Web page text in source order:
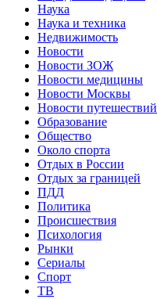
Наука
Наука и техника
Недвижимость
Новости
Новости ЗОЖ
Новости медицины
Новости Москвы
Новости путешествий
Образование
Общество
Около спорта
Отдых в России
Отдых за границей
ПДД
Политика
Происшествия
Психология
Рынки
Сериалы
Спорт
ТВ